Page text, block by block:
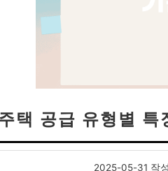
택 공급 유형별
2025-05-31 작